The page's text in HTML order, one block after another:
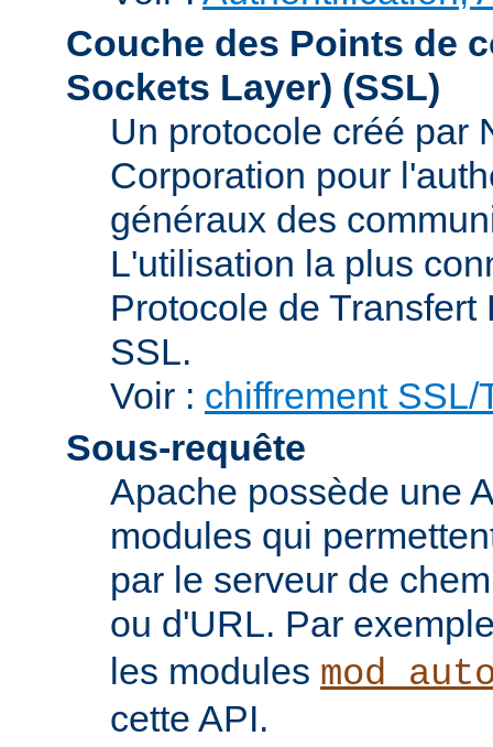
Couche des Points de
Sockets Layer) (SSL)
Un protocole créé par
Corporation pour
généraux des
L'utilisation la plus
Protocole de
SSL.
Voir : chiffrement SSL/
Sous-requête
Apache possède une
modules qui
par le serveur de
ou d'URL. Par
les modules
cette API.